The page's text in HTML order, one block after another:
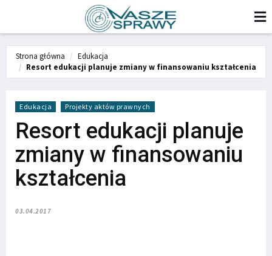
Strona główna
Edukacja
Resort edukacji planuje zmiany w finansowaniu kształcenia
Edukacja Projekty aktów prawnych
Resort edukacji planuje
zmiany w finansowaniu
kształcenia
03.04.2017